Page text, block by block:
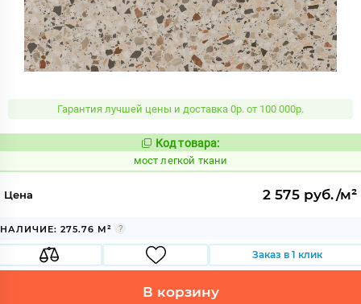
Гарантия лучшей цены и доставка 0р. от 100 000р.
Код:
1021230
Код товара:
мост легкой ткани
Цена 2 575 руб./м²
НАЛИЧИЕ: 275.76 М²
Заказ в 1 клик
В корзину